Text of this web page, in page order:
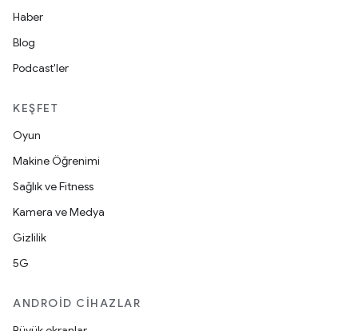
Haber
Blog
Podcast'ler
KEŞFET
Oyun
Makine Öğrenimi
Sağlık ve Fitness
Kamera ve Medya
Gizlilik
5G
ANDROID CIHAZLAR